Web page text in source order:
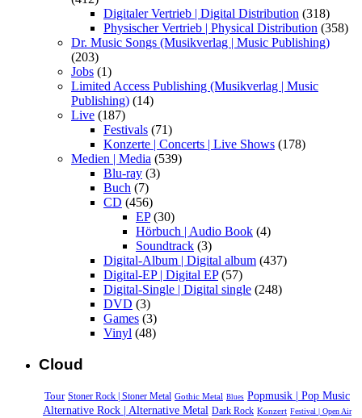
Digitaler Vertrieb | Digital Distribution (318)
Physischer Vertrieb | Physical Distribution (358)
Dr. Music Songs (Musikverlag | Music Publishing)
(203)
Jobs (1)
Limited Access Publishing (Musikverlag | Music
Publishing) (14)
Live (187)
Festivals (71)
Konzerte | Concerts | Live Shows (178)
Medien | Media (539)
Blu-ray (3)
Buch (7)
CD (456)
EP(30)
Hörbuch | Audio Book (4)
Soundtrack (3)
Digital-Album | Digital album (437)
Digital-EP | Digital EP(57)
Digital-Single | Digital single (248)
DVD (3)
Games (3)
Vinyl (48)
Cloud
Tour Stoner Rock | Stoner Metal Gothic Metal Blues Popmusik | Pop Music
Alternative Rock | Alternative Metal Dark Rock Konzert Festival | Open Air